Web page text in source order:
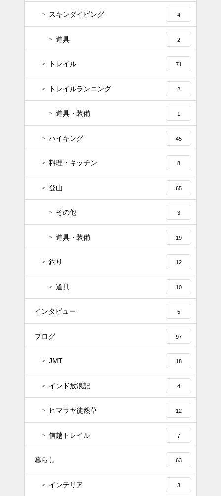
スキンダイビング 4
道具 2
トレイル 71
トレイルランニング 2
道具・装備 1
ハイキング 45
料理・キッチン 8
登山 65
その他 3
道具・装備 19
釣り 12
道具 10
インタビュー 5
ブログ 97
JMT 18
インド放浪記 4
ヒマラヤ徒然草 12
信越トレイル 7
暮らし 63
インテリア 3